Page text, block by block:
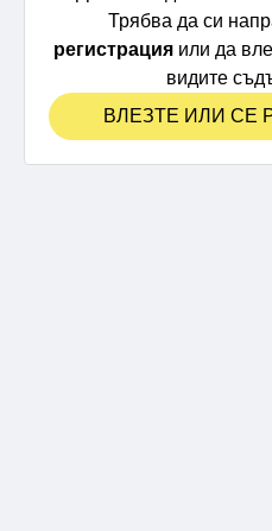
Трябва да си
регистрация или да
видите
ВЛЕЗТЕ ИЛИ СЕ